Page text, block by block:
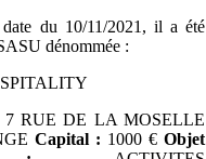
du 10/11/2021, il a été
dénommée :
7 RUE DE LA MOSELLE
Capital : 1000 € Objet